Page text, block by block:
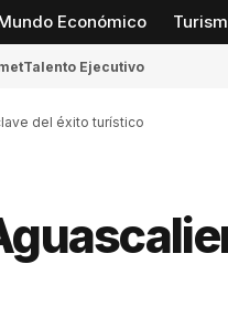
Económico
Talento Ejecutivo
del éxito turístico